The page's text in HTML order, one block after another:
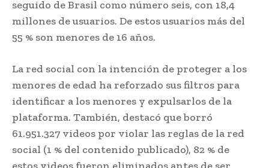
seguido de Brasil como número seis, con 18,4
millones de usuarios. De estos usuarios más del
55 % son menores de 16 años.
La red social con la intención de proteger a los
menores de edad ha reforzado sus filtros para
identificar a los menores y expulsarlos de la
plataforma. También, destacó que borró
61.951.327 videos por violar las reglas de la red
social (1 % del contenido publicado), 82 % de